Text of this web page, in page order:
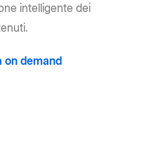
intelligente dei
on demand